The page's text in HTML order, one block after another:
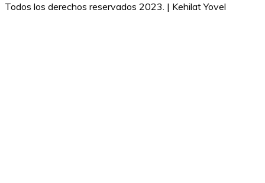
Todos los derechos reservados 2023. | Kehilat Yovel